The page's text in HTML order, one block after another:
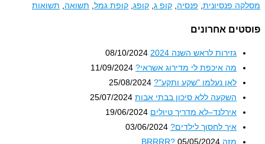
פנסיונית,פנסיה,קופ ג ,קופג ,קופת גמל, תשואה,תשואות
אחרונים
גזירות לראש השנה 2024
08/10/2024
מה איכפת לי מדירוג אשראי? 11/09/2024
לאן נעלמו "שקע ותקע"? 25/08/2024
השקעה ללא סיכון בבתי אבות 25/07/2024
אירלנד–לא מדריך טיולים 19/06/2024
איך לחסוך לילדים? 03/06/2024
מזה BRRRR?
05/05/2024